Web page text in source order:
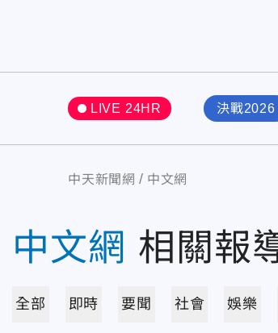
LIVE 24HR 決戰2026
中天新聞網 中文網
中文網 相關報
全部 即時 要聞 社會 娛樂